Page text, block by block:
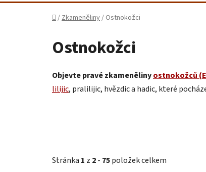
Domů
/Zkameněliny/ Ostnokožci
Ostnokožci
Objevte pravé zkamenělinyostnokožců
lilijic, pralilijic, hvězdic a hadic, které
Stránka 1 z 2- 75položek celkem